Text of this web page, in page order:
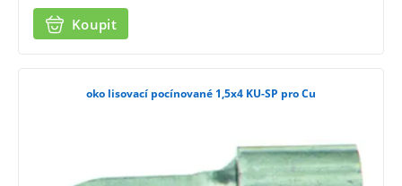
Koupit
oko lisovací pocínované 1,5x4 KU-SP pro Cu